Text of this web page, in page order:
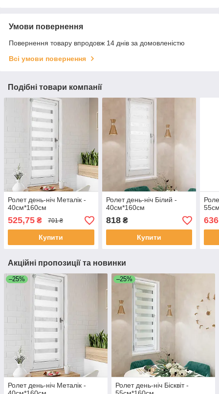
Умови повернення
Повернення товару впродовж 14 днів за домовленістю
Всі умови повернення
Подібні товари компанії
Ролет день-ніч Металік -
40см*160см
525,75 ₴ 701 ₴
Купити
Ролет день-ніч Білий -
40см*160см
818₴
Купити
636
Акційні пропозиції та новинки
–25%
Ролет день-ніч Металік -
–25%
Ролет день-ніч Бісквіт -